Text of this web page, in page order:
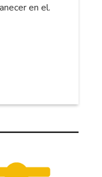
en el.